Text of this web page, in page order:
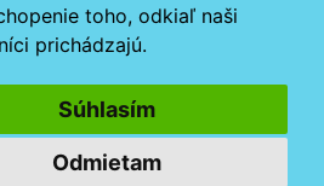
toho, odkiaľ naši
prichádzajú.
Súhlasím
Odmietam